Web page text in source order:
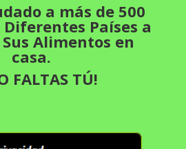
a más de 500
Países a
Alimentos en
casa.
FALTAS TÚ!